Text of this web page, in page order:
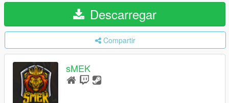
Descarregar
Compartir
sMEK